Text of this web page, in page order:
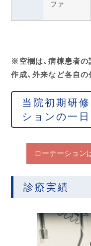
ファ
※空欄は、病棟患者の
作成、外来など各自の
当院初期研
ションの一日
ローテーション
診療実績